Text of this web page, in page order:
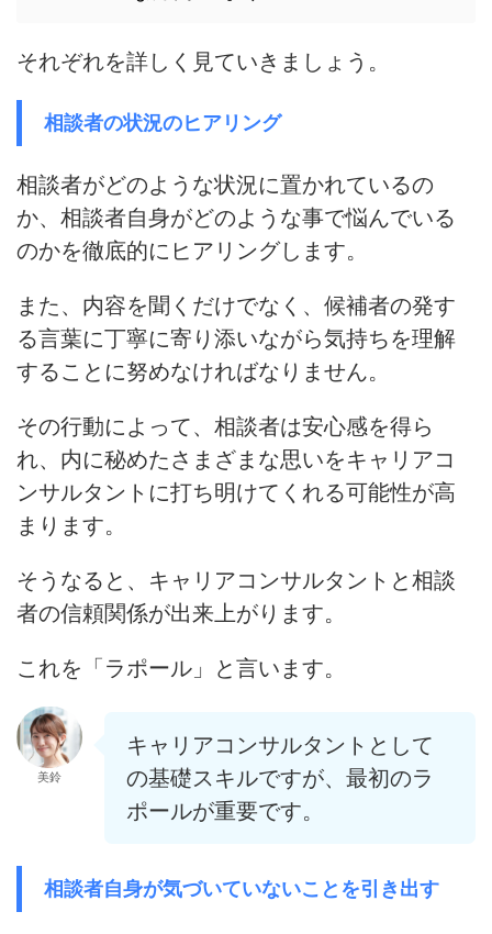
それぞれを詳しく見ていきましょう。
相談者の状況のヒアリング
相談者がどのような状況に置かれているの
か、相談者自身がどのような事で悩んでいる
のかを徹底的にヒアリングします。
また、内容を聞くだけでなく、候補者の発す
る言葉に丁寧に寄り添いながら気持ちを理解
することに努めなければなりません。
その行動によって、 相談者は安心感を得ら
れ、内に秘めたさまざまな思いをキャリアコ
ンサルタントに打ち明けてくれる可能性が高
まります。
そうなると、キャリアコンサルタントと相談
者の信頼関係が出来上がります。
これを「ラポール」と言います。
美鈴
キャリアコンサルタントとして
の基礎スキルですが、最初のラ
ポールが重要です。
相談者自身が気づいていないことを引き出す